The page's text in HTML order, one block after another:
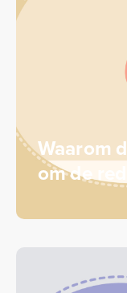
Waarom
om de